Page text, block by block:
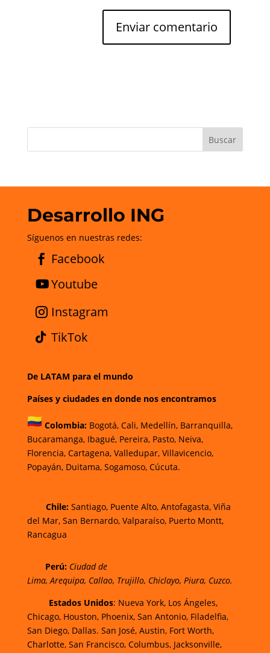
Desarrollo ING
Síguenos en nuestras redes:
Facebook
Youtube
Instagram
TikTok
De LATAM para el mundo
Países y ciudades en donde nos encontramos
Colombia: Bogotá,Cali, Medellín, Barranquilla,
Bucaramanga,Ibagué,Pereira,Pasto, Neiva,
Florencia, Cartagena, Valledupar, Villavicencio,
Popayán, Duitama, Sogamoso, Cúcuta.
Chile:Santiago, Puente Alto, Antofagasta, Viña
del Mar, San Bernardo, Valparaíso, Puerto Montt,
Rancagua
Perú: Ciudad de
Lima, Arequipa, Callao, Trujillo, Chiclayo, Piura, Cuzco.
Estados Unidos: Nueva York, Los Ángeles,
Chicago, Houston, Phoenix, San Antonio, Filadelfia,
San Diego, Dallas. San José, Austin, Fort Worth,
Charlotte, San Francisco, Columbus, Jacksonville,